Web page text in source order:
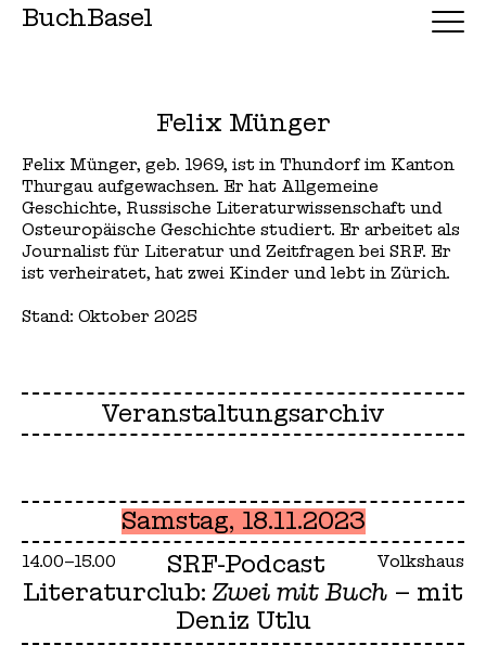
BuchBasel
Felix Münger
Felix Münger, geb. 1969, ist in Thundorf im Kanton
Thurgau aufgewachsen. Er hat Allgemeine
Geschichte, Russische Literaturwissenschaft und
Osteuropäische Geschichte studiert. Er arbeitet als
Journalist für Literatur und Zeitfragen bei SRF. Er
ist verheiratet, hat zwei Kinder und lebt in Zürich.
Stand: Oktober 2025
Veranstaltungsarchiv
Samstag, 18.11.2023
14.00–15.00 Volkshaus
SRF-Podcast
Literaturclub:Zwei mit Buch – mit
Deniz Utlu